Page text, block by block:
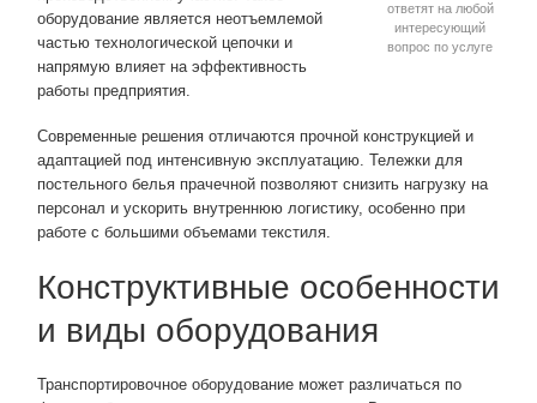
ответят на любой
интересующий
вопрос по услуге
оборудование является неотъемлемой
частью технологической цепочки и
напрямую влияет на эффективность
работы предприятия.
Современные решения отличаются прочной конструкцией и
адаптацией под интенсивную эксплуатацию. Тележки для
постельного белья прачечной позволяют снизить нагрузку на
персонал и ускорить внутреннюю логистику, особенно при
работе с большими объемами текстиля.
Конструктивные особенности
и виды оборудования
Транспортировочное оборудование может различаться по